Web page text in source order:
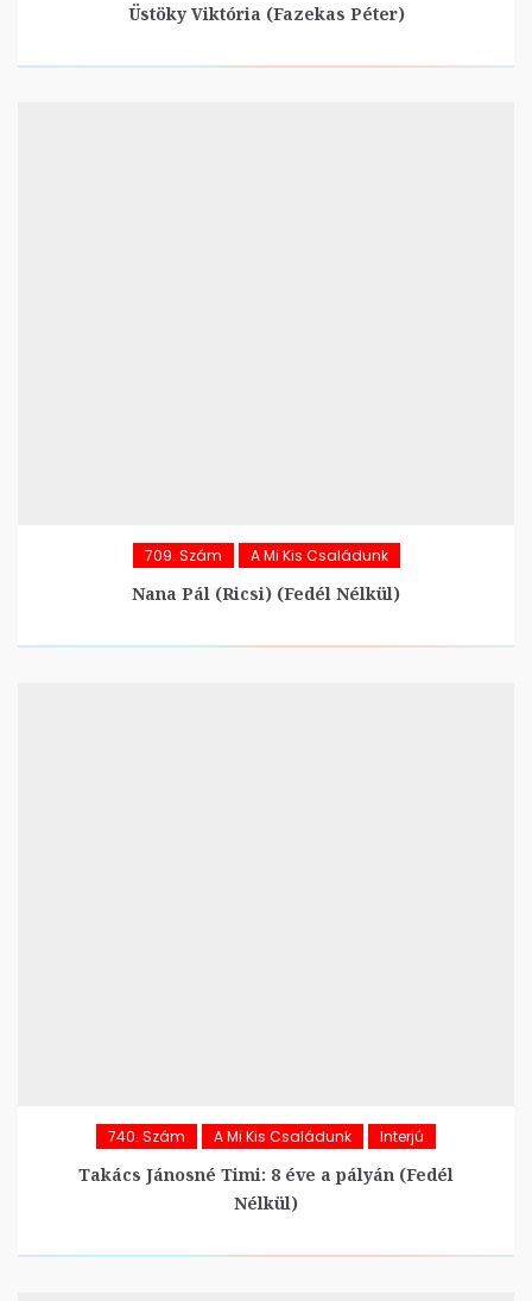
Üstöky Viktória (Fazekas Péter)
709. Szám A Mi Kis Családunk
Nana Pál (Ricsi) (Fedél Nélkül)
740. Szám A Mi Kis Családunk Interjú
Takács Jánosné Timi: 8 éve a pályán (Fedél
Nélkül)